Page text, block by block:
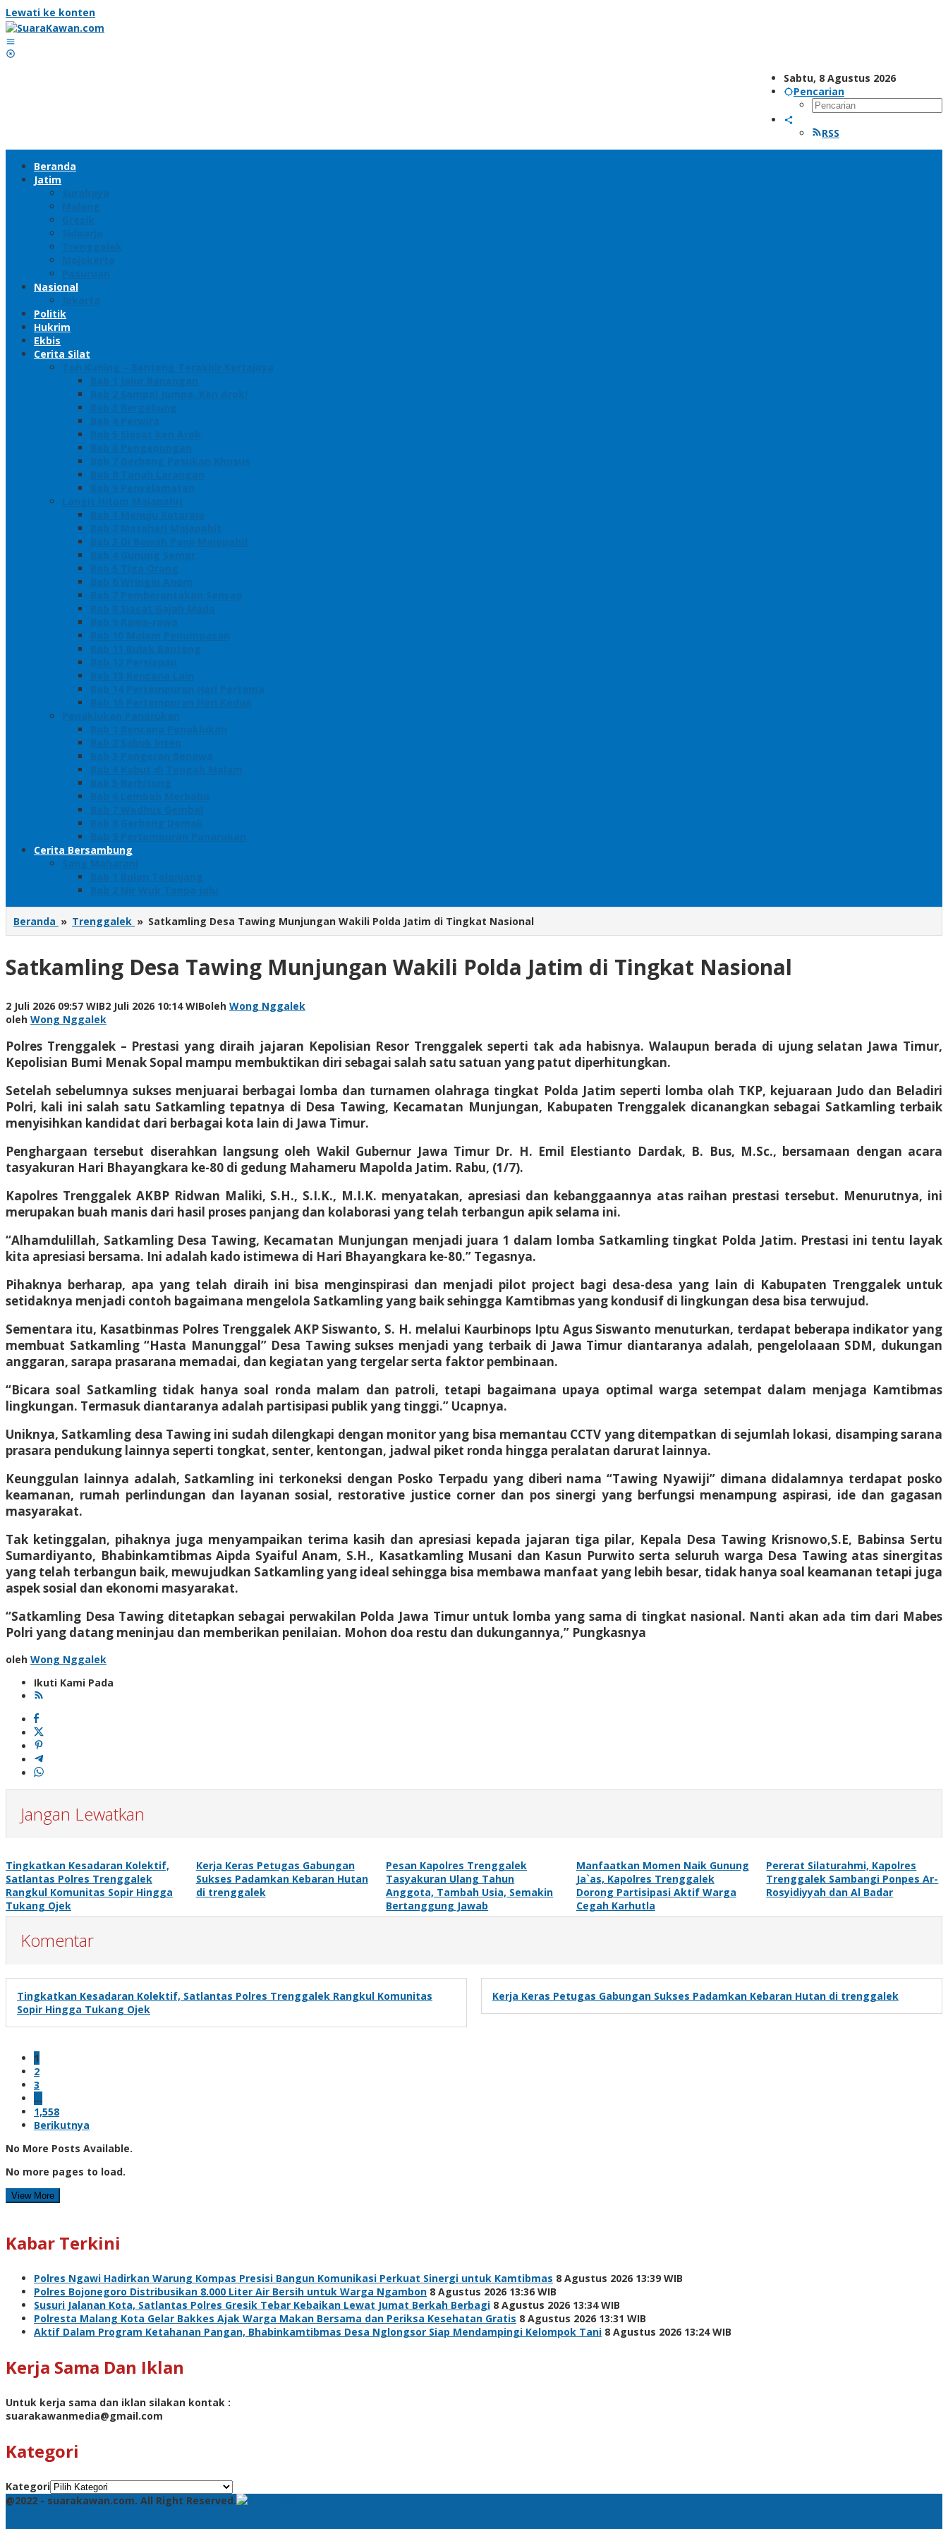
Lewati ke konten
Sabtu, 8 Agustus 2026
Pencarian
RSS
Beranda
Jatim
Surabaya
Malang
Gresik
Sidoarjo
Trenggalek
Mojokerto
Pasuruan
Nasional
Jakarta
Politik
Hukrim
Ekbis
Cerita Silat
Toh Kuning – Benteng Terakhir Kertajaya
Bab 1 Jalur Banengan
Bab 2 Sampai Jumpa, Ken Arok!
Bab 3 Bergabung
Bab 4 Perwira
Bab 5 Siasat Ken Arok
Bab 6 Pengepungan
Bab 7 Gerbang Pasukan Khusus
Bab 8 Tanah Larangan
Bab 9 Penyelamatan
Langit Hitam Majapahit
Bab 1 Menuju Kotaraja
Bab 2 Matahari Majapahit
Bab 3 Di Bawah Panji Majapahit
Bab 4 Gunung Semar
Bab 5 Tiga Orang
Bab 6 Wringin Anom
Bab 7 Pemberontakan Senyap
Bab 8 Siasat Gajah Mada
Bab 9 Rawa-rawa
Bab 10 Malam Penumpasan
Bab 11 Bulak Banteng
Bab 12 Persiapan
Bab 13 Rencana Lain
Bab 14 Pertempuran Hari Pertama
Bab 15 Pertempuran Hari Kedua
Penaklukan Panarukan
Bab 1 Rencana Penaklukan
Bab 2 Sabuk Inten
Bab 3 Pangeran Benawa
Bab 4 Kabut di Tengah Malam
Bab 5 Berhitung
Bab 6 Lembah Merbabu
Bab 7 Wedhus Gembel
Bab 8 Gerbang Demak
Bab 9 Pertempuran Panarukan
Cerita Bersambung
Sang Maharani
Bab 1 Bulan Telanjang
Bab 2 Nir Wuk Tanpa Jalu
Beranda » Trenggalek » Satkamling Desa Tawing Munjungan Wakili Polda Jatim di Tingkat Nasional
Satkamling Desa Tawing Munjungan Wakili Polda Jatim di Tingkat Nasional
2 Juli 2026 09:57 WIB2 Juli 2026 10:14 WIBoleh Wong Nggalek
oleh Wong Nggalek
Polres Trenggalek – Prestasi yang diraih jajaran Kepolisian Resor Trenggalek seperti tak ada habisnya. Walaupun berada di ujung selatan Jawa Timur,
Kepolisian Bumi Menak Sopal mampu membuktikan diri sebagai salah satu satuan yang patut diperhitungkan.
Setelah sebelumnya sukses menjuarai berbagai lomba dan turnamen olahraga tingkat Polda Jatim seperti lomba olah TKP, kejuaraan Judo dan Beladiri
Polri, kali ini salah satu Satkamling tepatnya di Desa Tawing, Kecamatan Munjungan, Kabupaten Trenggalek dicanangkan sebagai Satkamling terbaik
menyisihkan kandidat dari berbagai kota lain di Jawa Timur.
Penghargaan tersebut diserahkan langsung oleh Wakil Gubernur Jawa Timur Dr. H. Emil Elestianto Dardak, B. Bus, M.Sc., bersamaan dengan acara
tasyakuran Hari Bhayangkara ke-80 di gedung Mahameru Mapolda Jatim. Rabu, (1/7).
Kapolres Trenggalek AKBP Ridwan Maliki, S.H., S.I.K., M.I.K. menyatakan, apresiasi dan kebanggaannya atas raihan prestasi tersebut. Menurutnya, ini
merupakan buah manis dari hasil proses panjang dan kolaborasi yang telah terbangun apik selama ini.
“Alhamdulillah, Satkamling Desa Tawing, Kecamatan Munjungan menjadi juara 1 dalam lomba Satkamling tingkat Polda Jatim. Prestasi ini tentu layak
kita apresiasi bersama. Ini adalah kado istimewa di Hari Bhayangkara ke-80.” Tegasnya.
Pihaknya berharap, apa yang telah diraih ini bisa menginspirasi dan menjadi pilot project bagi desa-desa yang lain di Kabupaten Trenggalek untuk
setidaknya menjadi contoh bagaimana mengelola Satkamling yang baik sehingga Kamtibmas yang kondusif di lingkungan desa bisa terwujud.
Sementara itu, Kasatbinmas Polres Trenggalek AKP Siswanto, S. H. melalui Kaurbinops Iptu Agus Siswanto menuturkan, terdapat beberapa indikator yang
membuat Satkamling “Hasta Manunggal” Desa Tawing sukses menjadi yang terbaik di Jawa Timur diantaranya adalah, pengelolaaan SDM, dukungan
anggaran, sarapa prasarana memadai, dan kegiatan yang tergelar serta faktor pembinaan.
“Bicara soal Satkamling tidak hanya soal ronda malam dan patroli, tetapi bagaimana upaya optimal warga setempat dalam menjaga Kamtibmas
lingkungan. Termasuk diantaranya adalah partisipasi publik yang tinggi.” Ucapnya.
Uniknya, Satkamling desa Tawing ini sudah dilengkapi dengan monitor yang bisa memantau CCTV yang ditempatkan di sejumlah lokasi, disamping sarana
prasara pendukung lainnya seperti tongkat, senter, kentongan, jadwal piket ronda hingga peralatan darurat lainnya.
Keunggulan lainnya adalah, Satkamling ini terkoneksi dengan Posko Terpadu yang diberi nama “Tawing Nyawiji” dimana didalamnya terdapat posko
keamanan, rumah perlindungan dan layanan sosial, restorative justice corner dan pos sinergi yang berfungsi menampung aspirasi, ide dan gagasan
masyarakat.
Tak ketinggalan, pihaknya juga menyampaikan terima kasih dan apresiasi kepada jajaran tiga pilar, Kepala Desa Tawing Krisnowo,S.E, Babinsa Sertu
Sumardiyanto, Bhabinkamtibmas Aipda Syaiful Anam, S.H., Kasatkamling Musani dan Kasun Purwito serta seluruh warga Desa Tawing atas sinergitas
yang telah terbangun baik, mewujudkan Satkamling yang ideal sehingga bisa membawa manfaat yang lebih besar, tidak hanya soal keamanan tetapi juga
aspek sosial dan ekonomi masyarakat.
“Satkamling Desa Tawing ditetapkan sebagai perwakilan Polda Jawa Timur untuk lomba yang sama di tingkat nasional. Nanti akan ada tim dari Mabes
Polri yang datang meninjau dan memberikan penilaian. Mohon doa restu dan dukungannya,” Pungkasnya
oleh Wong Nggalek
Ikuti Kami Pada
Jangan Lewatkan
Tingkatkan Kesadaran Kolektif,
Satlantas Polres Trenggalek
Rangkul Komunitas Sopir Hingga
Tukang Ojek
Kerja Keras Petugas Gabungan
Sukses Padamkan Kebaran Hutan
di trenggalek
Pesan Kapolres Trenggalek
Tasyakuran Ulang Tahun
Anggota, Tambah Usia, Semakin
Bertanggung Jawab
Manfaatkan Momen Naik Gunung
Ja`as, Kapolres Trenggalek
Dorong Partisipasi Aktif Warga
Cegah Karhutla
Pererat Silaturahmi, Kapolres
Trenggalek Sambangi Ponpes Ar-
Rosyidiyyah dan Al Badar
Komentar
Tingkatkan Kesadaran Kolektif, Satlantas Polres Trenggalek Rangkul Komunitas
Sopir Hingga Tukang Ojek
Kerja Keras Petugas Gabungan Sukses Padamkan Kebaran Hutan di trenggalek
1
2
3
…
1,558
Berikutnya
No More Posts Available.
No more pages to load.
View More
Kabar Terkini
Polres Ngawi Hadirkan Warung Kompas Presisi Bangun Komunikasi Perkuat Sinergi untuk Kamtibmas 8 Agustus 2026 13:39 WIB
Polres Bojonegoro Distribusikan 8.000 Liter Air Bersih untuk Warga Ngambon 8 Agustus 2026 13:36 WIB
Susuri Jalanan Kota, Satlantas Polres Gresik Tebar Kebaikan Lewat Jumat Berkah Berbagi 8 Agustus 2026 13:34 WIB
Polresta Malang Kota Gelar Bakkes Ajak Warga Makan Bersama dan Periksa Kesehatan Gratis 8 Agustus 2026 13:31 WIB
Aktif Dalam Program Ketahanan Pangan, Bhabinkamtibmas Desa Nglongsor Siap Mendampingi Kelompok Tani 8 Agustus 2026 13:24 WIB
Kerja Sama Dan Iklan
Untuk kerja sama dan iklan silakan kontak :
suarakawanmedia@gmail.com
Kategori
Kategori
@2022 - suarakawan.com. All Right Reserved.